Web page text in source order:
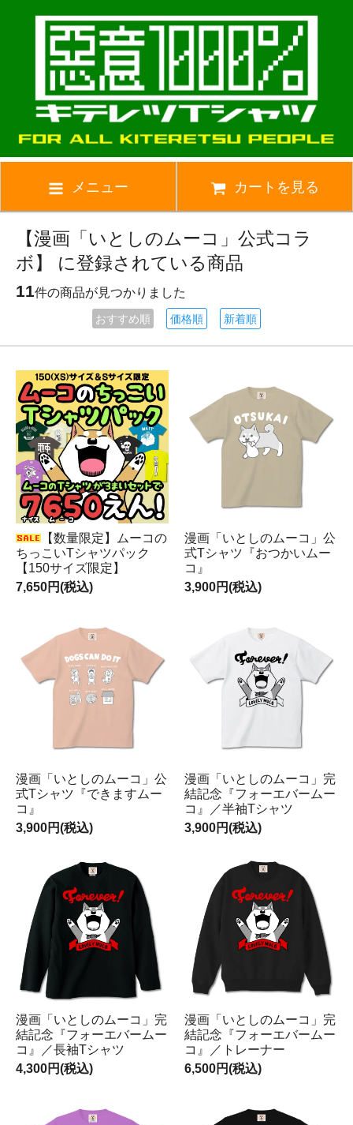
メニュー カートを見る
【漫画「いとしのムーコ」公式コラ
ボ】 に登録されている商品
11件の商品が見つかりました
おすすめ順 価格順 新着順
【数量限定】ムーコの
ちっこいTシャツパック
【150サイズ限定】
7,650円(税込)
漫画「いとしのムーコ」公
式Tシャツ『おつかいムー
コ』
3,900円(税込)
漫画「いとしのムーコ」公
式Tシャツ『できますムー
コ』
3,900円(税込)
漫画「いとしのムーコ」完
結記念『フォーエバームー
コ』／半袖Tシャツ
3,900円(税込)
漫画「いとしのムーコ」完
結記念『フォーエバームー
コ』／長袖Tシャツ
4,300円(税込)
漫画「いとしのムーコ」完
結記念『フォーエバームー
コ』／トレーナー
6,500円(税込)